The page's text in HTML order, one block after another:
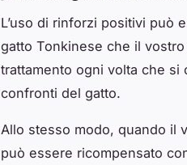
L’uso di rinforzi positivi può
gatto Tonkinese che il
trattamento ogni volta che si
confronti del gatto.
Allo stesso modo, quando il
può essere ricompensato